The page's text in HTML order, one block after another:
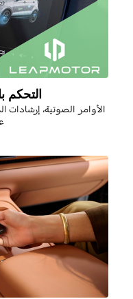
الأوامر الصوتية، إرشادات